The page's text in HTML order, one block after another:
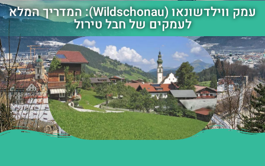
עמק ווילדשונאו (Wildschonau): המדריך המלא
לעמקים של חבל טירול